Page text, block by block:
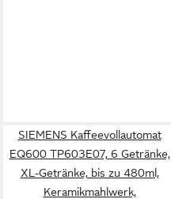
SIEMENS Kaffeevollautomat
EQ600 TP603E07, 6 Getränke,
XL-Getränke, bis zu 480ml,
Keramikmahlwerk,